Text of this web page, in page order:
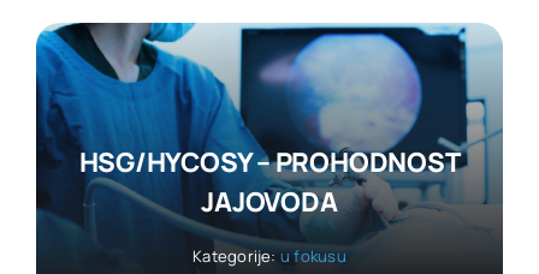
HSG/HYCOSY – PROHODNOST
JAJOVODA
Kategorije:u fokusu